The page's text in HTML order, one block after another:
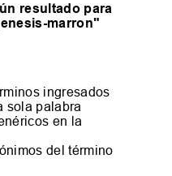
resultado para
marron"
ingresados
sola palabra
en la
del término